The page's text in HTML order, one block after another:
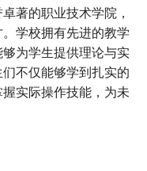
著的职业技术学院，
学校拥有先进的教学
为学生提供理论与实
不仅能够学到扎实的
实际操作技能，为未